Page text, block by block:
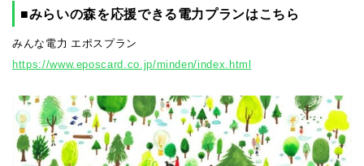
■みらいの森を応援できる電力プランはこちら
みんな電力 エポスプラン
https://www.eposcard.co.jp/minden/index.html